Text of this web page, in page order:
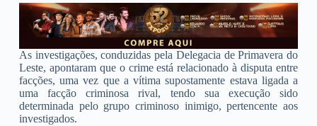
As investigações, conduzidas pela Delegacia de Primavera do
Leste, apontaram que o crime está relacionado à disputa entre
facções, uma vez que a vítima supostamente estava ligada a
uma facção criminosa rival, tendo sua execução sido
determinada pelo grupo criminoso inimigo, pertencente aos
investigados.